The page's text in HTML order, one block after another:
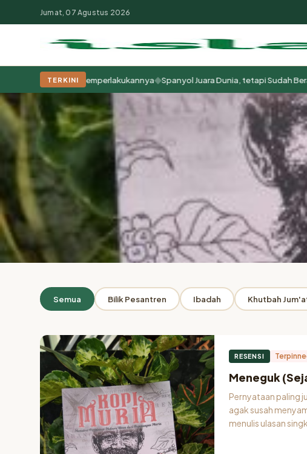
Populer: Moderasi Beragama Khutbah Jumat Pesantren Tokoh Islam
Jumat, 07 Agustus 2026
TERKINI
tapi Cara Kita Memperlakukannya◆Spanyol Juara Dunia, tetapi Sudah
ARSIP
Penulis: Impian
Suka menulis fiksi berbahasa Indonesia dan Jawa. Tinggal di Solo.
Semua Bilik Pesantren Ibadah Khutbah
RESENSI
Meneguk
Pernyataan paling
agak susah
menulis ulasan